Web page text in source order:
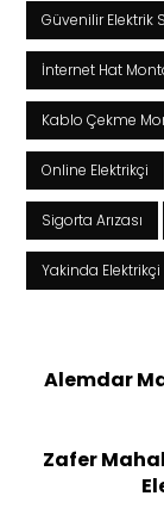
Güvenilir Elektrik
İnternet Hat
Kablo Çekme
Online Elektrikçi
Sigorta Arızası
Yakinda Elektrikçi
Alemdar
Zafer